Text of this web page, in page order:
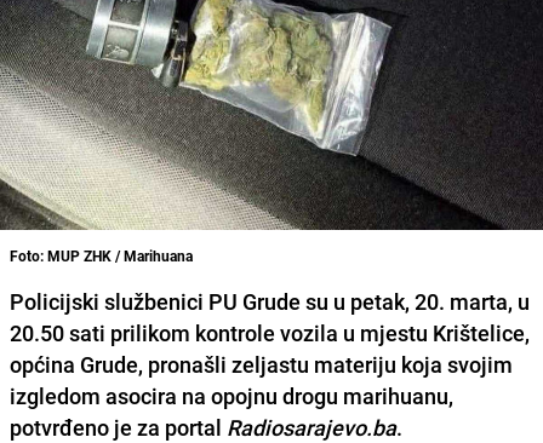
Foto: MUP ZHK / Marihuana
Policijski službenici PU Grude su u petak, 20. marta, u
20.50 sati prilikom kontrole vozila u mjestu Krištelice,
općina Grude, pronašli zeljastu materiju koja svojim
izgledom asocira na opojnu drogu marihuanu,
potvrđeno je za portal Radiosarajevo.ba.